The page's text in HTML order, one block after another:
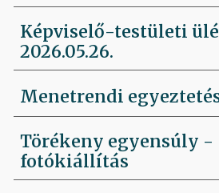
Képviselő-testületi
2026.05.26.
Menetrendi
Törékeny egyensúly -
fotókiállítás